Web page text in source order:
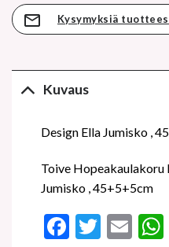
Kysymyksiä
Kuvaus
Design Ella Jumisko ,
Toive Hopeakaulakoru
Jumisko , 45+5+5cm
Facebook
Twitter